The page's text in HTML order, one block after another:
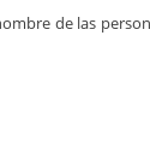
de las